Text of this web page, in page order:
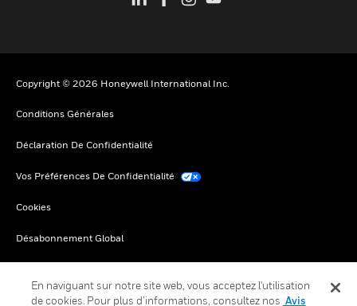
Copyright © 2026 Honeywell International Inc.
Conditions Générales
Déclaration De Confidentialité
Vos Préférences De Confidentialité
Cookies
Désabonnement Global
En naviguant sur notre site web, vous acceptez l'utilisation
de cookies. Pour plus d’informations, consultez nos Avis